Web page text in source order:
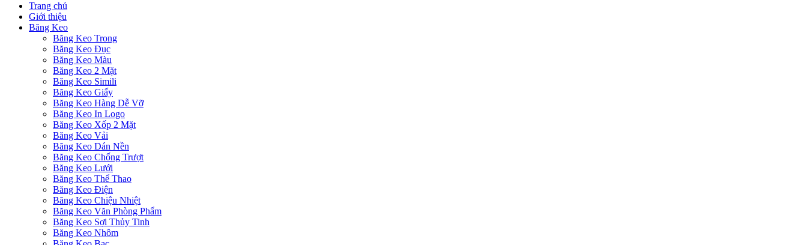
Trang chủ
Giới thiệu
Băng Keo
Băng Keo Trong
Băng Keo Đục
Băng Keo Màu
Băng Keo 2 Mặt
Băng Keo Simili
Băng Keo Giấy
Băng Keo Hàng Dễ Vỡ
Băng Keo In Logo
Băng Keo Xốp 2 Mặt
Băng Keo Vải
Băng Keo Dán Nền
Băng Keo Chống Trượt
Băng Keo Lưới
Băng Keo Thể Thao
Băng Keo Điện
Băng Keo Chiệu Nhiệt
Băng Keo Văn Phòng Phẩm
Băng Keo Sợi Thủy Tinh
Băng Keo Nhôm